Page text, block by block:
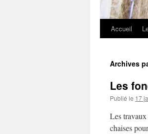
Aller
contenu
Accueil
Archives
Les
Publié le 17
Les travaux
chaises